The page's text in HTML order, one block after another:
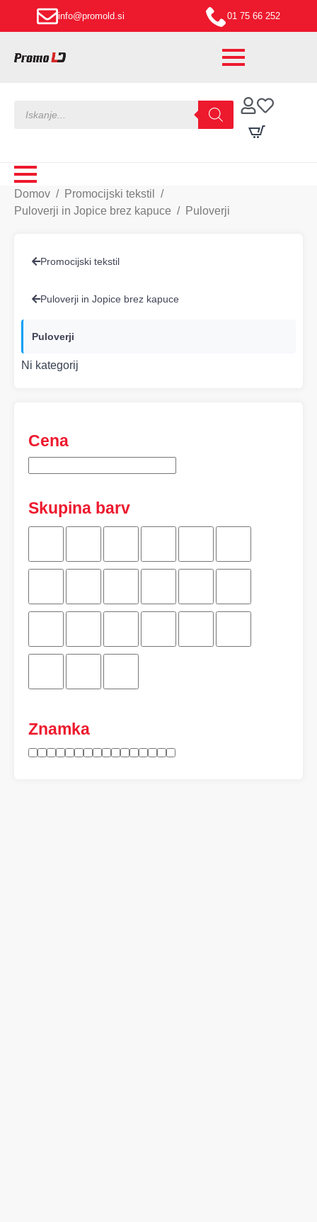
info@promold.si 01 75 66 252
search
Domov
Promocijski tekstil
Puloverji in Jopice brez kapuce
Puloverji
Promocijski tekstil
Puloverji in Jopice brez kapuce
Puloverji
Ni kategorij
Cena
Skupina barv
Znamka